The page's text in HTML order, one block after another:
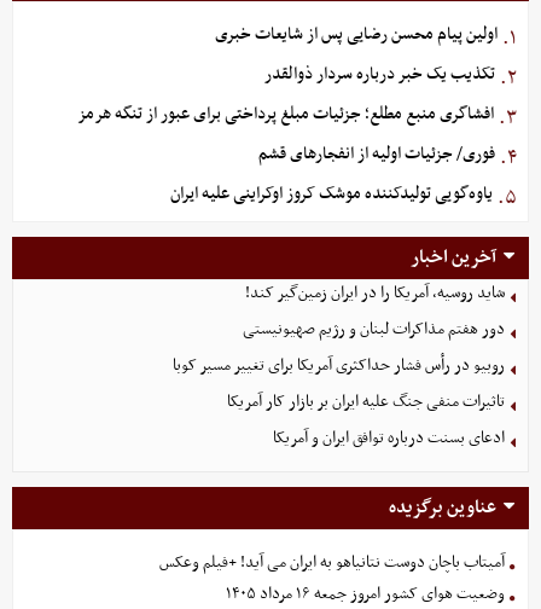
۱. اولین پیام محسن رضایی پس از شایعات خبری
۲. تکذیب یک خبر درباره سردار ذوالقدر
۳. افشاگری منبع مطلع؛ جزئیات مبلغ پرداختی برای عبور از تنگه هرمز
۴. فوری/ جزئیات اولیه از انفجارهای قشم
۵. یاوه‌گویی تولیدکننده موشک کروز اوکراینی علیه ایران
آخرین اخبار
شاید روسیه، آمریکا را در ایران زمین‌گیر کند!
دور هفتم مذاکرات لبنان و رژیم صهیونیستی
روبیو در رأس فشار حداکثری آمریکا برای تغییر مسیر کوبا
تاثیرات منفی جنگ علیه ایران بر بازار کار آمریکا
ادعای بسنت درباره توافق ایران و آمریکا
عناوین برگزیده
آمیتاب باچان دوست نتانیاهو به ایران می آید! +فیلم وعکس
وضعیت هوای کشور امروز جمعه ۱۶ مرداد ۱۴۰۵